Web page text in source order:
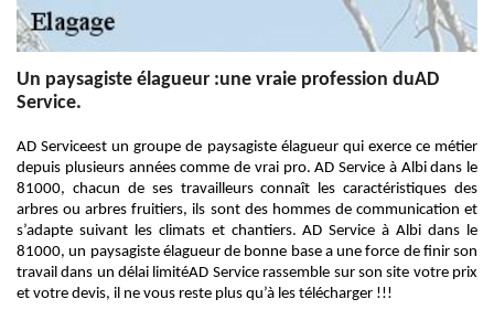
Un paysagiste élagueur :une vraie profession duAD
Service.
AD Serviceest un groupe de paysagiste élagueur qui exerce ce métier
depuis plusieurs années comme de vrai pro. AD Service à Albi dans le
81000, chacun de ses travailleurs connaît les caractéristiques des
arbres ou arbres fruitiers, ils sont des hommes de communication et
s’adapte suivant les climats et chantiers. AD Service à Albi dans le
81000, un paysagiste élagueur de bonne base a une force de finir son
travail dans un délai limitéAD Service rassemble sur son site votre prix
et votre devis, il ne vous reste plus qu’à les télécharger !!!